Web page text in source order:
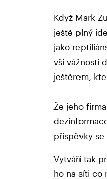
Když Mark
ještě plný
jako
vší vážnosti
ještěrem,
Že jeho
příspěvky se
Vytváří tak
ho na síti co